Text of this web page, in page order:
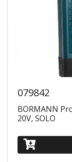
079842
BORMANN
20V, SOLO